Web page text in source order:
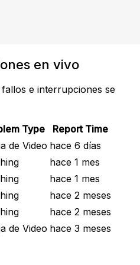
en vivo
e interrupciones se
Type
Report Time
de Video hace 6 días
hace 1 mes
hace 1 mes
hace 2 meses
hace 2 meses
de Video hace 3 meses